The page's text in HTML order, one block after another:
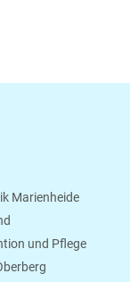
Marienheide
und Pflege